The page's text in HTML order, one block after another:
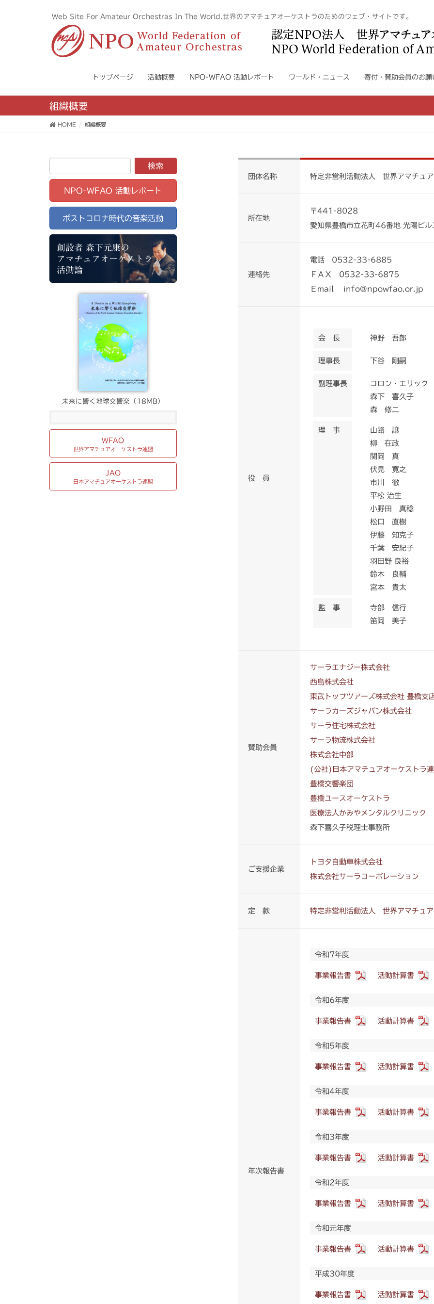
Web Site For Amateur Orchestras In The World.世界のアマチュアオーケストラのためのウェブ・サイトです。
トップページ 活動概要 NPO-WFAO 活動レポート ワールド・ニュース 寄付・賛助会員のお願
組織概要
HOME 組織概要
団体名称 特定非営利活動法人 世界アマチュ
所在地
〒441-8028
愛知県豊橋市立花町46番地 光陽ビ
連絡先
電話 0532-33-6885
ＦＡＸ 0532-33-6875
Ｅmail info@npowfao.or.jp
役 員
会 長 神野 吾郎
理事長 下谷 剛嗣
副理事長
コロン・エリック
森下 喜久子
森 修二
理 事
山路 譲
柳 在政
関岡 真
伏見 寛之
市川 徹
平松 治生
小野田 真稔
松口 直樹
伊藤 知克子
千葉 安紀子
羽田野 良裕
鈴木 良輔
宮本 貴太
監 事
寺部 信行
笛岡 美子
賛助会員
サーラエナジー株式会社
西島株式会社
東武トップツアーズ株式会社 豊橋支
サーラカーズジャパン株式会社
サーラ住宅株式会社
サーラ物流株式会社
株式会社中部
(公社)日本アマチュアオーケストラ
豊橋交響楽団
豊橋ユースオーケストラ
医療法人かみやメンタルクリニック
森下喜久子税理士事務所
ご支援企業
トヨタ自動車株式会社
株式会社サーラコーポレーション
定 款 特定非営利活動法人 世界アマチュ
年次報告書
令和7年度
事業報告書 活動計算書
令和6年度
事業報告書 活動計算書
令和5年度
事業報告書 活動計算書
令和4年度
事業報告書 活動計算書
令和3年度
事業報告書 活動計算書
令和2年度
事業報告書 活動計算書
令和元年度
事業報告書 活動計算書
平成30年度
事業報告書 活動計算書
NPO-WFAO 活動レポート
ポストコロナ時代の音楽活動
創設者 森下元康の
アマチュアオーケストラ
活動論
未来に響く地球交響楽（18MB）
WFAO
世界アマチュアオーケストラ連盟
JAO
日本アマチュアオーケストラ連盟